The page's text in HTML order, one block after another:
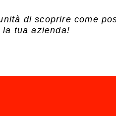
di scoprire come
tua azienda!